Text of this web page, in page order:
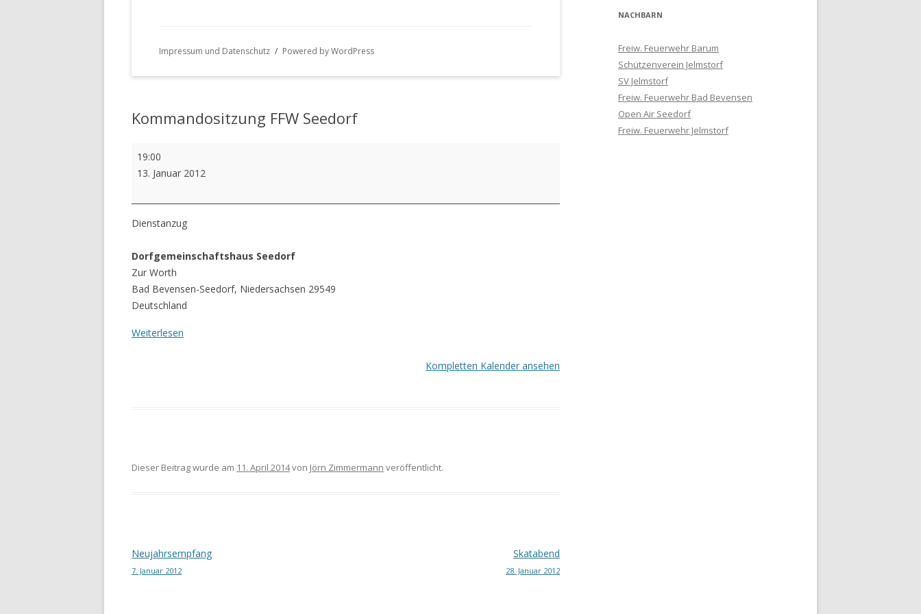
g
e
Impressum und Datenschutz Powered by WordPress
Kommandositzung FFW Seedorf
Kommandositzung
FFW
Seedorf
19:00
13. Januar 2012
Dienstanzug
Dorfgemeinschaftshaus Seedorf
Zur Worth
Bad Bevensen-Seedorf, Niedersachsen 29549
Deutschland
Weiterlesen
Kompletten Kalender ansehen
Dieser Beitrag wurde am 11. April 2014von Jörn Zimmermann veröffentlicht.
Beitragsnavigation
Neujahrsempfang
7. Januar 2012
Skatabend
28. Januar 2012
NACHBARN
Freiw. Feuerwehr Barum
Schützenverein Jelmstorf
SV Jelmstorf
Freiw. Feuerwehr Bad Bevensen
Open Air Seedorf
Freiw. Feuerwehr Jelmstorf